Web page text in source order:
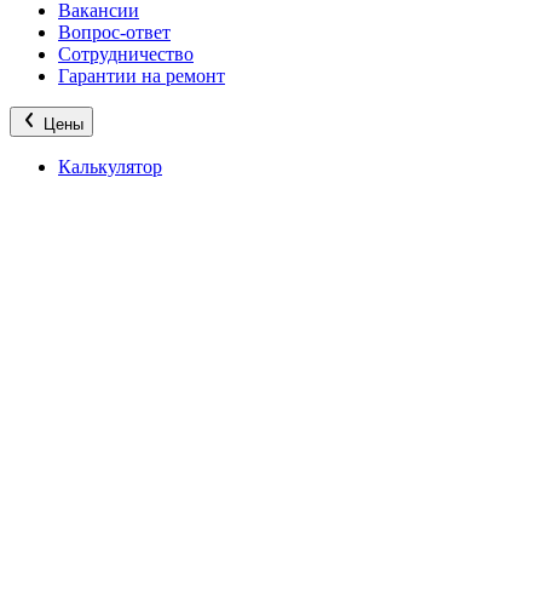
Вакансии
Вопрос-ответ
Сотрудничество
Гарантии на ремонт
Цены
Калькулятор